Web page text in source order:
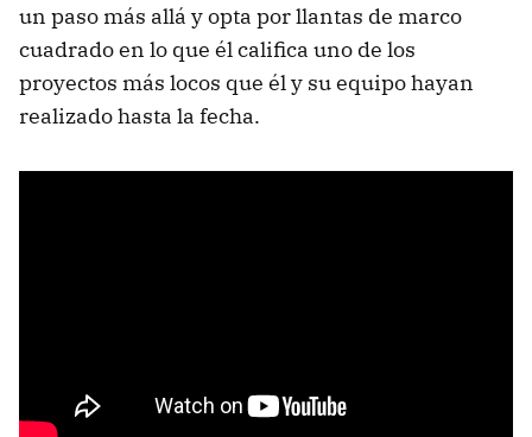
un paso más allá y opta por llantas de marco
cuadrado en lo que él califica uno de los
proyectos más locos que él y su equipo hayan
realizado hasta la fecha.